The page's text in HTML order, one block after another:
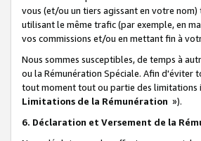
vous (et/ou un tiers agissant en votre
utilisant le même trafic (par exemple, en
vos commissions et/ou en mettant fin à
Nous sommes susceptibles, de temps à
ou la Rémunération Spéciale. Afin d'éviter
tout moment tout ou partie des limitations
Limitations de la Rémunération »).
6. Déclaration et Versement de la